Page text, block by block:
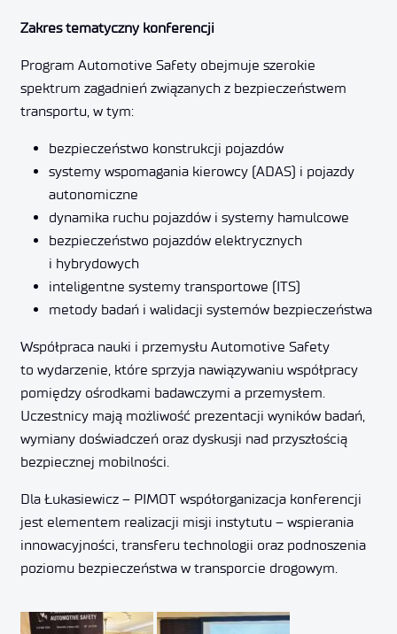
Zakres tematyczny konferencji
Program Automotive Safety obejmuje szerokie
spektrum zagadnień związanych z bezpieczeństwem
transportu, w tym:
bezpieczeństwo konstrukcji pojazdów
systemy wspomagania kierowcy (ADAS) i pojazdy
autonomiczne
dynamika ruchu pojazdów i systemy hamulcowe
bezpieczeństwo pojazdów elektrycznych
i hybrydowych
inteligentne systemy transportowe (ITS)
metody badań i walidacji systemów bezpieczeństwa
Współpraca nauki i przemysłu Automotive Safety
to wydarzenie, które sprzyja nawiązywaniu współpracy
pomiędzy ośrodkami badawczymi a przemysłem.
Uczestnicy mają możliwość prezentacji wyników badań,
wymiany doświadczeń oraz dyskusji nad przyszłością
bezpiecznej mobilności.
Dla Łukasiewicz – PIMOT współorganizacja konferencji
jest elementem realizacji misji instytutu – wspierania
innowacyjności, transferu technologii oraz podnoszenia
poziomu bezpieczeństwa w transporcie drogowym.